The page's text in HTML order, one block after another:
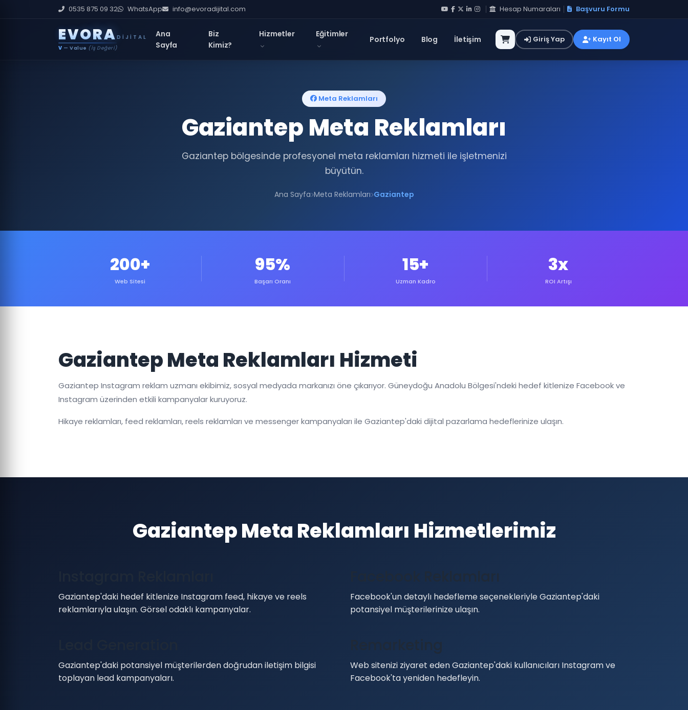
0535 875 09 32 WhatsApp info@evoradijital.com Hesap Numaraları Başvuru Formu
EVORA DIJITAL
V — Value (İş Değeri)
Ana
Sayfa
Biz
Kimiz?
Hizmetler Eğitimler
Portfolyo Blog İletişim Giriş Yap Kayıt Ol
Meta Reklamları
Gaziantep Meta Reklamları
Gaziantep bölgesinde profesyonel meta reklamları hizmeti ile işletmenizi
büyütün.
Ana Sayfa Meta Reklamları Gaziantep
200+
Web Sitesi
95%
Başarı Oranı
15+
Uzman Kadro
3x
ROI Artışı
Gaziantep Meta Reklamları Hizmeti
Gaziantep Instagram reklam uzmanı ekibimiz, sosyal medyada markanızı öne çıkarıyor. Güneydoğu Anadolu Bölgesi'ndeki hedef kitlenize Facebook ve
Instagram üzerinden etkili kampanyalar kuruyoruz.
Hikaye reklamları, feed reklamları, reels reklamları ve messenger kampanyaları ile Gaziantep'daki dijital pazarlama hedeflerinize ulaşın.
Gaziantep Meta Reklamları Hizmetlerimiz
Gaziantep'daki hedef kitlenize Instagram feed, hikaye ve reels
reklamlarıyla ulaşın. Görsel odaklı kampanyalar.
Facebook'un detaylı hedefleme seçenekleriyle Gaziantep'daki
potansiyel müşterilerinize ulaşın.
Gaziantep'daki potansiyel müşterilerden doğrudan iletişim bilgisi
toplayan lead kampanyaları.
Web sitenizi ziyaret eden Gaziantep'daki kullanıcıları Instagram ve
Facebook'ta yeniden hedefleyin.